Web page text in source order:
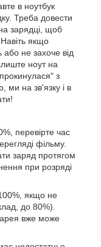
в ноутбук
Треба довести
зарядці, щоб
якщо
або не захоче від
ноут на
з
ми на зв'язку і в
перевірте час
фільму.
заряд протягом
при розряді
якщо не
до 80%).
вже може